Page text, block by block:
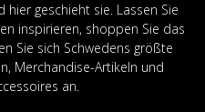
geschieht sie. Lassen Sie
inspirieren, shoppen Sie das
Sie sich Schwedens größte
Merchandise-Artikeln und
an.